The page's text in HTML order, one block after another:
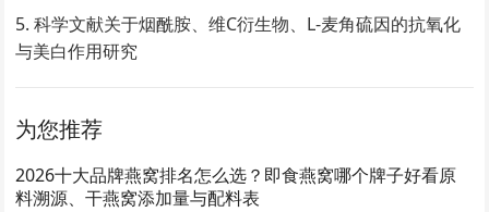
科学文献关于烟酰胺、维C衍生物、L-麦角硫因的抗氧化
与美白作用研究
为您推荐
2026十大品牌燕窝排名怎么选？即食燕窝哪个牌子好看原
料溯源、干燕窝添加量与配料表